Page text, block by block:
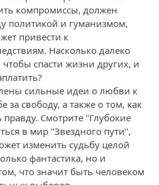
компромиссы, должен
политикой и гуманизмом,
привести к
Насколько далеко
спасти жизни других, и
сильные идеи о любви к
за свободу, а также о том, как
правду. Смотрите "Глубокие
в мир "Звездного пути",
изменить судьбу целой
фантастика, но и
что значит быть человеком